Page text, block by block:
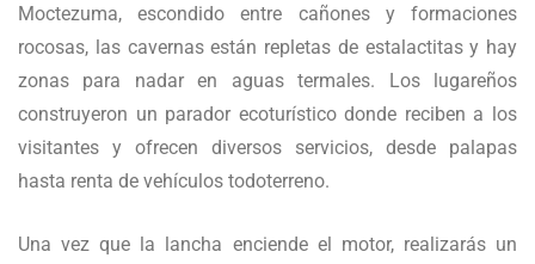
Moctezuma, escondido entre cañones y formaciones
rocosas, las cavernas están repletas de estalactitas y hay
zonas para nadar en aguas termales. Los lugareños
construyeron un parador ecoturístico donde reciben a los
visitantes y ofrecen diversos servicios, desde palapas
hasta renta de vehículos todoterreno.
Una vez que la lancha enciende el motor, realizarás un